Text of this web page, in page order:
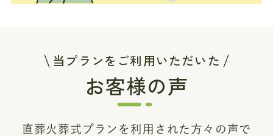
当プランをご利用いただいた
お客様の声
直葬火葬式プランを利用された方々の声で